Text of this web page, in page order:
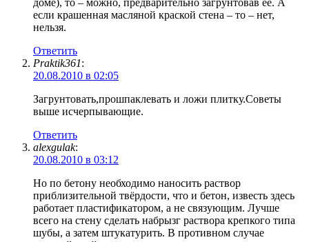
если крашенная масляной краской стена – то – нет,
нельзя.
Ответить
Praktik361:
20.08.2010 в 02:05
Загрунтовать,прошпаклевать и ложи плитку.Советы
выше исчерпывающие.
Ответить
alexgulak:
20.08.2010 в 03:12
Но по бетону необходимо наносить раствор
приблизительной твёрдости, что и бетон, известь здесь
работает пластификатором, а не связующим. Лучше
всего на стену сделать набрызг раствора крепкого типа
шубы, а затем штукатурить. В противном случае